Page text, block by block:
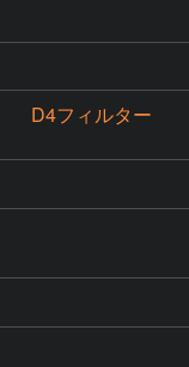
D4フィルター